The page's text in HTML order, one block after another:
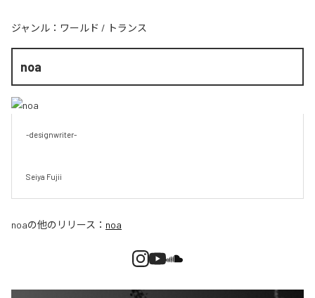
ジャンル： ワールド / トランス
noa
-designwriter-
Seiya Fujii
noaの他のリリース： noa